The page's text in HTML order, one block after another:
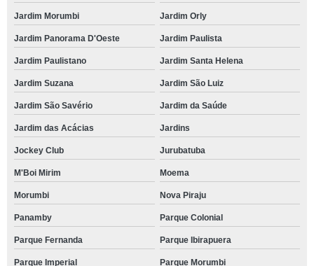
Jardim Morumbi Jardim Orly
Jardim Panorama D'Oeste Jardim Paulista
Jardim Paulistano Jardim Santa Helena
Jardim Suzana Jardim São Luiz
Jardim São Savério Jardim da Saúde
Jardim das Acácias Jardins
Jockey Club Jurubatuba
M'Boi Mirim Moema
Morumbi Nova Piraju
Panamby Parque Colonial
Parque Fernanda Parque Ibirapuera
Parque Imperial Parque Morumbi